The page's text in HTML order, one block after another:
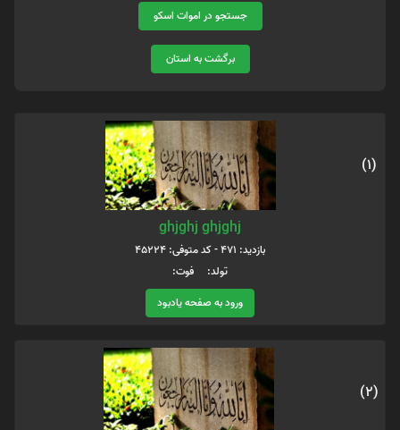
جستجو در اموات اسکو
برگشت به استان
(1)
ghjghj ghjghj
بازدید: 471 - کد متوفی: 45224
تولد: فوت:
ورود به صفحه یادبود
(2)